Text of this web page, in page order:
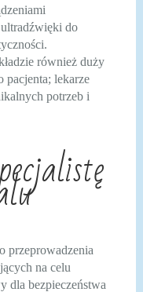
do
również duży
pacjenta; lekarze
potrzeb i
przeprowadzenia
na celu
dla bezpieczeństwa